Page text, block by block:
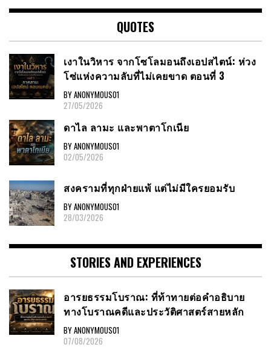
QUOTES
เงาในวิหาร จากโซโลมอนถึงเอปสไตน์: ห่วง
โซ่แห่งความลับที่ไม่เคยขาด ตอนที่ 3
BY ANONYMOUS01
27/05/2026
ดาไล ลามะ และพาตาโกเนีย
BY ANONYMOUS01
02/05/2026
สงครามที่ทุกฝ่ายแพ้ แต่ไม่มีใครยอมรับ
BY ANONYMOUS01
28/03/2026
STORIES AND EXPERIENCES
อารยธรรมโบราณ: ที่ท้าทายต่อคำอธิบาย
ทางโบราณคดีและประวัติศาสตร์สายหลัก
BY ANONYMOUS01
07/08/2026